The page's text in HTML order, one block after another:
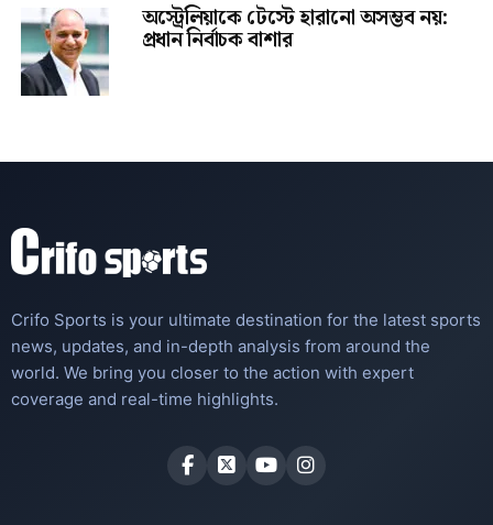
অস্ট্রেলিয়াকে টেস্টে হারানো অসম্ভব নয়:
প্রধান নির্বাচক বাশার
Crifo Sports is your ultimate destination for the latest sports
news, updates, and in-depth analysis from around the
world. We bring you closer to the action with expert
coverage and real-time highlights.